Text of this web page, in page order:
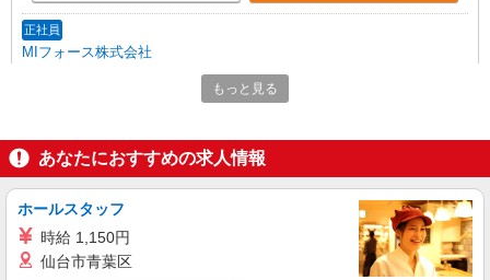
縄）内のどのエリアでも勤務可能 ・関東または関
は入社一時金を支給。面接の際にぜひご相談くだ
範囲：会社の定める場所】
正社員
MIフォース株式会社
【未経験】MR
■月給：333,000円〜416,000円(以下一律手当を
※前年修、経験値、面談評価を総合的に判断し決
定 プロジェクト担当として赴任地への転居を伴う
北海道 / 青森県 / 岩手県 / 宮城県 / 秋田県 / 山
形県 / 福島県 / 茨城県 / 栃木県 / 群馬県 / 埼玉県 /
千葉県 / 東京都 / 神奈川県 / 新潟県 / 富山県 / 石川
県 / 福井県 / 山梨県 / 長野県 / 岐阜県 / 静岡県 / 愛
知県 / 三重県 / 滋賀県 / 京都府 / 大阪府 / 兵庫県 /
奈良県 / 和歌山県 / 鳥取県 / 島根県 / 岡山県 / 広島
県 / 山口県 / 徳島県 / 香川県 / 愛媛県 / 高知県 / 福
キープ 詳細を見る
正社員
もっと見る
あなたにおすすめの求人情報
ホールスタッフ
時給 1,150円
仙台市青葉区